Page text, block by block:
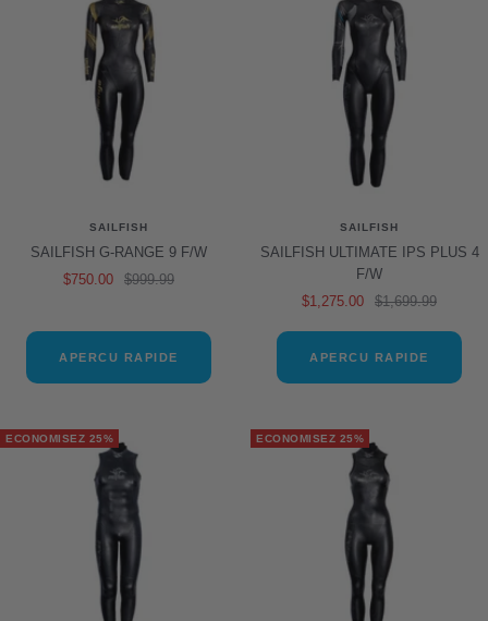
SAILFISH
SAILFISH G-RANGE 9 F/W
Prix
$750.00
Prix
$999.99
APERCU RAPIDE
SAILFISH
SAILFISH ULTIMATE IPS PLUS 4
F/W
Prix
$1,275.00
Prix
$1,699.99
APERCU RAPIDE
ECONOMISEZ 25% ECONOMISEZ 25%